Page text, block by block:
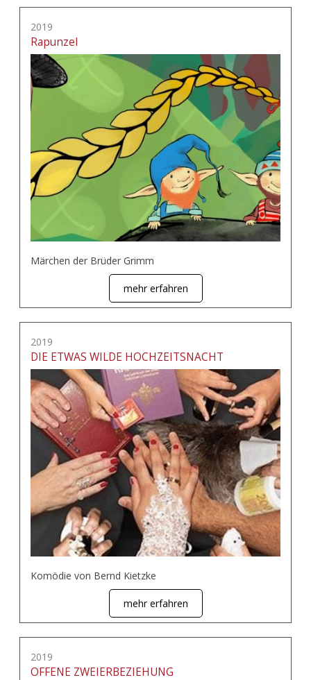
2019
Rapunzel
Märchen der Brüder Grimm
mehr erfahren
2019
DIE ETWAS WILDE HOCHZEITSNACHT
Komödie von Bernd Kietzke
mehr erfahren
2019
OFFENE ZWEIERBEZIEHUNG